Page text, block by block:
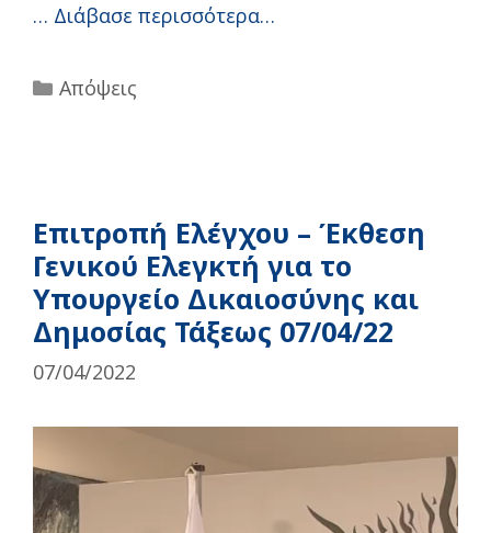
… Διάβασε περισσότερα…
Categories
Απόψεις
Επιτροπή Ελέγχου – Έκθεση
Γενικού Ελεγκτή για το
Υπουργείο Δικαιοσύνης και
Δημοσίας Τάξεως 07/04/22
07/04/2022
Player